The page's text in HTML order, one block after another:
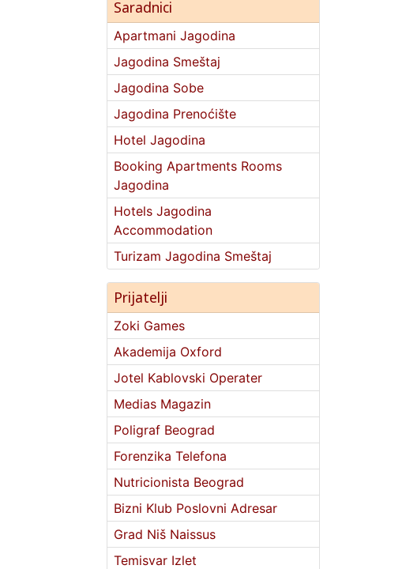
Saradnici
Apartmani Jagodina
Jagodina Smeštaj
Jagodina Sobe
Jagodina Prenoćište
Hotel Jagodina
Booking Apartments Rooms
Jagodina
Hotels Jagodina
Accommodation
Turizam Jagodina Smeštaj
Prijatelji
Zoki Games
Akademija Oxford
Jotel Kablovski Operater
Medias Magazin
Poligraf Beograd
Forenzika Telefona
Nutricionista Beograd
Bizni Klub Poslovni Adresar
Grad Niš Naissus
Temisvar Izlet